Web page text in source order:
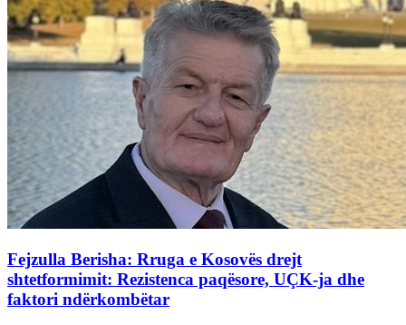
Fejzulla Berisha: Rruga e Kosovës drejt
shtetformimit: Rezistenca paqësore, UÇK-ja dhe
faktori ndërkombëtar